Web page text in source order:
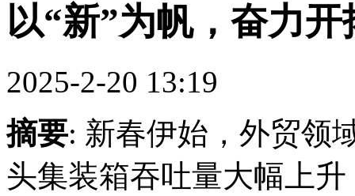
以“新”为帆，奋力
2025-2-20 13:19
摘要: 新春伊始，外贸领
头集装箱吞吐量大幅上